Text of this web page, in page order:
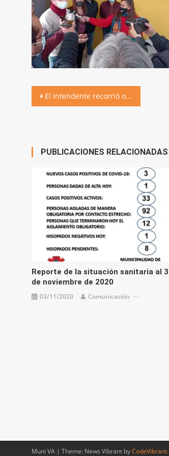
Navegación
El intendente recorrió obras y agasajó a periodistas de la región
PUBLICACIONES RELACIONADAS
Reporte de la situación sanitaria al 3
de noviembre de 2020
03/11/2020 Comunicación
Muni VA | Theme: News Vibrant byCodeVibrant.